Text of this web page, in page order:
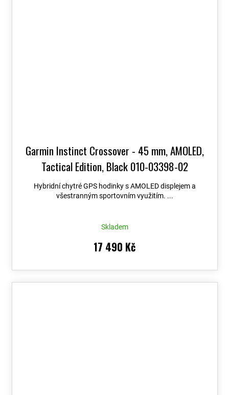
Garmin Instinct Crossover - 45 mm, AMOLED,
Tactical Edition, Black 010-03398-02
Hybridní chytré GPS hodinky s AMOLED displejem a
všestranným sportovním využitím. ...
Skladem
17 490 Kč